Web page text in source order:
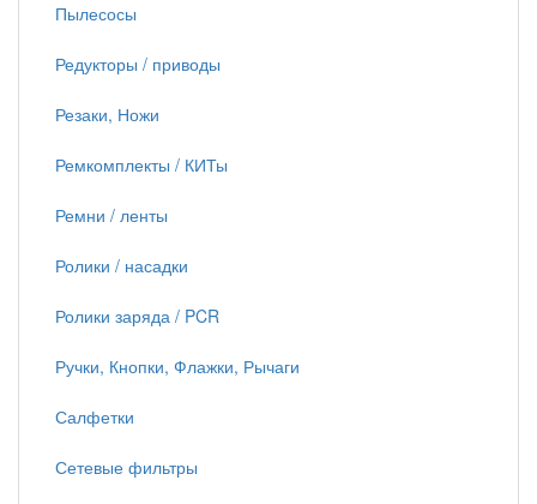
Пылесосы
Редукторы / приводы
Резаки, Ножи
Ремкомплекты / КИТы
Ремни / ленты
Ролики / насадки
Ролики заряда / PCR
Ручки, Кнопки, Флажки, Рычаги
Салфетки
Сетевые фильтры